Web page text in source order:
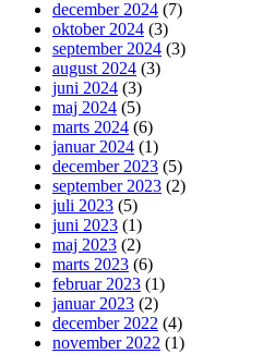
december 2024 (7)
oktober 2024 (3)
september 2024 (3)
august 2024 (3)
juni 2024 (3)
maj 2024 (5)
marts 2024 (6)
januar 2024 (1)
december 2023 (5)
september 2023 (2)
juli 2023 (5)
juni 2023 (1)
maj 2023 (2)
marts 2023 (6)
februar 2023 (1)
januar 2023 (2)
december 2022 (4)
november 2022 (1)